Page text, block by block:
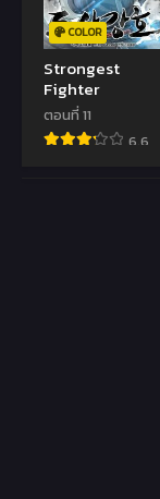
COLOR
Strongest
Fighter
ตอนที่ 11
6.6